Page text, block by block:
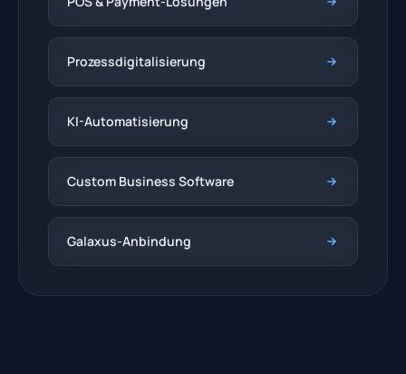
Prozessdigitalisierung
KI-Automatisierung
Custom Business Software
Galaxus-Anbindung